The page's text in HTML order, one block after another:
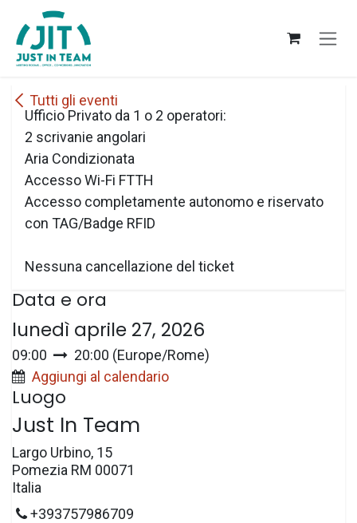
Passa al contenuto
Tutti gli eventi
Ufficio Privato da 1 o 2 operatori:
2 scrivanie angolari
Aria Condizionata
Accesso Wi-Fi FTTH
Accesso completamente autonomo e riservato
con TAG/Badge RFID
Nessuna cancellazione del ticket
Data e ora
lunedì aprile 27, 2026
09:00 20:00 (Europe/Rome)
Aggiungi al calendario
Luogo
Just In Team
Largo Urbino, 15
Pomezia RM 00071
Italia
+393757986709